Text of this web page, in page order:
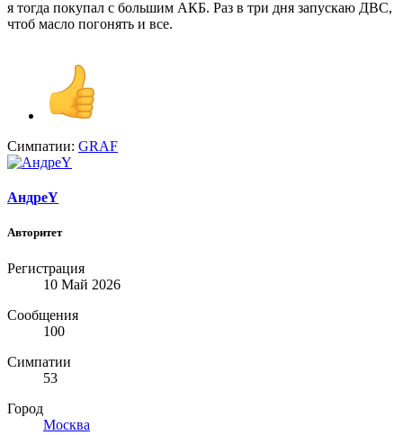
я тогда покупал с большим АКБ. Раз в три дня запускаю ДВС,
чтоб масло погонять и все.
Симпатии: GRAF
АндреY
Авторитет
Регистрация
10 Май 2026
Сообщения
100
Симпатии
53
Город
Москва